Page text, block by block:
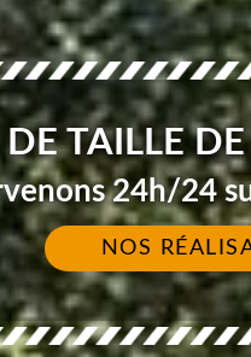
TAILLE
24h/24
NOS